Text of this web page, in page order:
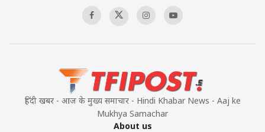
हिंदी खबर - आज के मुख्य समाचार - Hindi Khabar News - Aaj ke
Mukhya Samachar
About us